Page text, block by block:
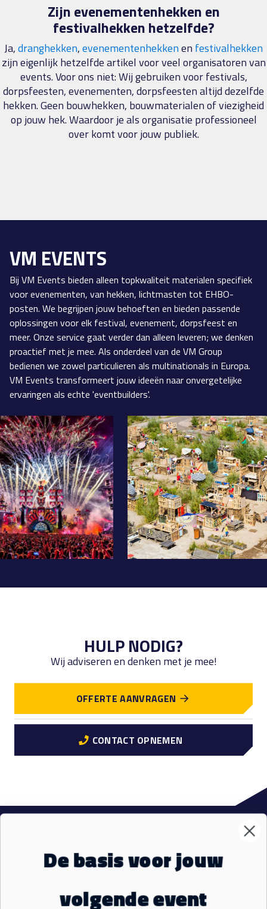
Zijn evenementenhekken en
festivalhekken hetzelfde?
Ja,dranghekken,evenementenhekkenen festivalhekken
zijn eigenlijk hetzelfde artikel voor veel organisatoren van
events. Voor ons niet: Wij gebruiken voor festivals,
dorpsfeesten, evenementen, dorpsfeesten altijd dezelfde
hekken. Geen bouwhekken, bouwmaterialen of viezigheid
op jouw hek. Waardoor je als organisatie professioneel
over komt voor jouw publiek.
VM EVENTS
Bij VM Events bieden alleen topkwaliteit materialen specifiek
voor evenementen, van hekken, lichtmasten tot EHBO-
posten. We begrijpen jouw behoeften en bieden passende
oplossingen voor elk festival, evenement, dorpsfeest en
meer. Onze service gaat verder dan alleen leveren; we denken
proactief met je mee. Als onderdeel van de VM Group
bedienen we zowel particulieren als multinationals in Europa.
VM Events transformeert jouw ideeën naar onvergetelijke
ervaringen als echte 'eventbuilders'.
HULP NODIG?
Wij adviseren en denken met je mee!
OFFERTE AANVRAGEN
CONTACT OPNEMEN
MaterialenDe basis voor jouw
volgende event